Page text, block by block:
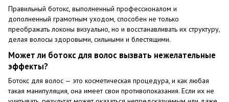
Правильный ботокс, выполненный профессионалом и
дополненный грамотным уходом, способен не только
преображать локоны визуально, но и восстанавливать их структуру,
делая волосы здоровыми, сильными и блестящими.
Может ли ботокс для волос вызвать нежелательные
эффекты?
Ботокс для волос — это косметическая процедура, и как любая
такая манипуляция, она имеет свои противопоказания. Если их не